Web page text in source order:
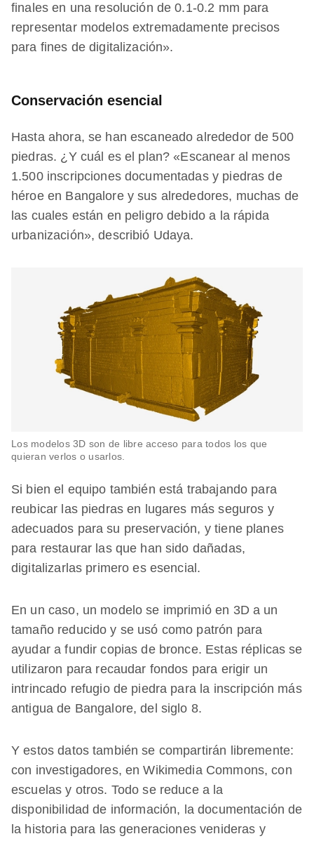
finales en una resolución de 0.1-0.2 mm para
representar modelos extremadamente precisos
para fines de digitalización».
Conservación esencial
Hasta ahora, se han escaneado alrededor de 500
piedras. ¿Y cuál es el plan? «Escanear al menos
1.500 inscripciones documentadas y piedras de
héroe en Bangalore y sus alrededores, muchas de
las cuales están en peligro debido a la rápida
urbanización», describió Udaya.
Los modelos 3D son de libre acceso para todos los que
quieran verlos o usarlos.
Si bien el equipo también está trabajando para
reubicar las piedras en lugares más seguros y
adecuados para su preservación, y tiene planes
para restaurar las que han sido dañadas,
digitalizarlas primero es esencial.
En un caso, un modelo se imprimió en 3D a un
tamaño reducido y se usó como patrón para
ayudar a fundir copias de bronce. Estas réplicas se
utilizaron para recaudar fondos para erigir un
intrincado refugio de piedra para la inscripción más
antigua de Bangalore, del siglo 8.
Y estos datos también se compartirán libremente:
con investigadores, en Wikimedia Commons, con
escuelas y otros. Todo se reduce a la
disponibilidad de información, la documentación de
la historia para las generaciones venideras y